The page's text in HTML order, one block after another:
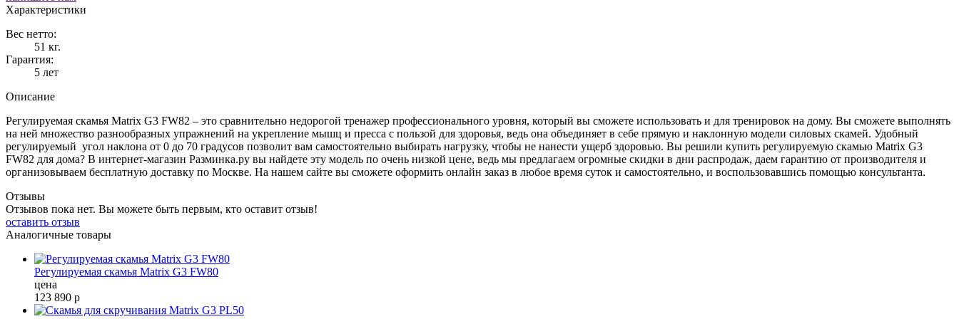
Характеристики
Вес нетто:
51 кг.
Гарантия:
5 лет
Описание
Регулируемая скамья Matrix G3 FW82 – это сравнительно недорогой тренажер профессионального уровня, который вы сможете использовать и для тренировок на дому. Вы сможете выполнять
на ней множество разнообразных упражнений на укрепление мышц и пресса с пользой для здоровья, ведь она объединяет в себе прямую и наклонную модели силовых скамей. Удобный
регулируемый угол наклона от 0 до 70 градусов позволит вам самостоятельно выбирать нагрузку, чтобы не нанести ущерб здоровью. Вы решили купить регулируемую скамью Matrix G3
FW82 для дома? В интернет-магазин Разминка.ру вы найдете эту модель по очень низкой цене, ведь мы предлагаем огромные скидки в дни распродаж, даем гарантию от производителя и
организовываем бесплатную доставку по Москве. На нашем сайте вы сможете оформить онлайн заказ в любое время суток и самостоятельно, и воспользовавшись помощью консультанта.
Отзывы
Отзывов пока нет. Вы можете быть первым, кто оставит отзыв!
оставить отзыв
Аналогичные товары
Регулируемая скамья Matrix G3 FW80
цена
123 890 р